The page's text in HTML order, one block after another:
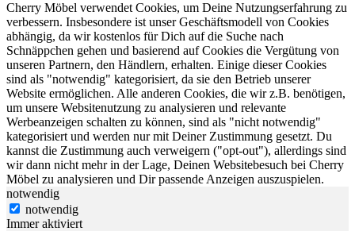
Cherry Möbel verwendet Cookies, um Deine Nutzungserfahrung zu
verbessern. Insbesondere ist unser Geschäftsmodell von Cookies
abhängig, da wir kostenlos für Dich auf die Suche nach
Schnäppchen gehen und basierend auf Cookies die Vergütung von
unseren Partnern, den Händlern, erhalten. Einige dieser Cookies
sind als "notwendig" kategorisiert, da sie den Betrieb unserer
Website ermöglichen. Alle anderen Cookies, die wir z.B. benötigen,
um unsere Websitenutzung zu analysieren und relevante
Werbeanzeigen schalten zu können, sind als "nicht notwendig"
kategorisiert und werden nur mit Deiner Zustimmung gesetzt. Du
kannst die Zustimmung auch verweigern ("opt-out"), allerdings sind
wir dann nicht mehr in der Lage, Deinen Websitebesuch bei Cherry
Möbel zu analysieren und Dir passende Anzeigen auszuspielen.
notwendig
notwendig
Immer aktiviert